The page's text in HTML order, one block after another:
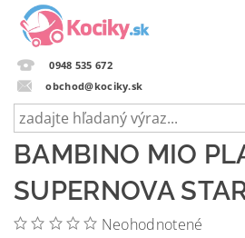
0948 535 672
obchod@kociky.sk
BAMBINO MIO
SUPERNOVA
Neohodnotené